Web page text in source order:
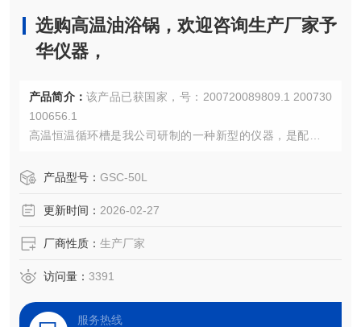
选购高温油浴锅，欢迎咨询生产厂家予
华仪器，
产品简介： 该产品已获国家，号：200720089809.1 200730
100656.1
高温恒温循环槽是我公司研制的一种新型的仪器，是配合双
锈钢外壳，设计生产的循环、恒温加热装置，它具有升温
冷却迅速、输出流量可控，节能等优点，：
产品型号： GSC-50L
更新时间： 2026-02-27
厂商性质： 生产厂家
访问量： 3391
服务热线